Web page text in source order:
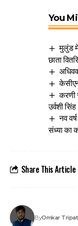
You
मुलुंड
छाता
करणी
उर्वशी सिंह
नव
संध्या का
Share This Article
ByOmkar